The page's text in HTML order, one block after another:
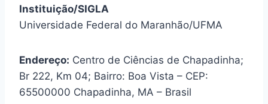
Instituição/SIGLA
Universidade Federal do Maranhão/UFMA
Endereço: Centro de Ciências de Chapadinha;
Br 222, Km 04; Bairro: Boa Vista – CEP:
65500000 Chapadinha, MA – Brasil